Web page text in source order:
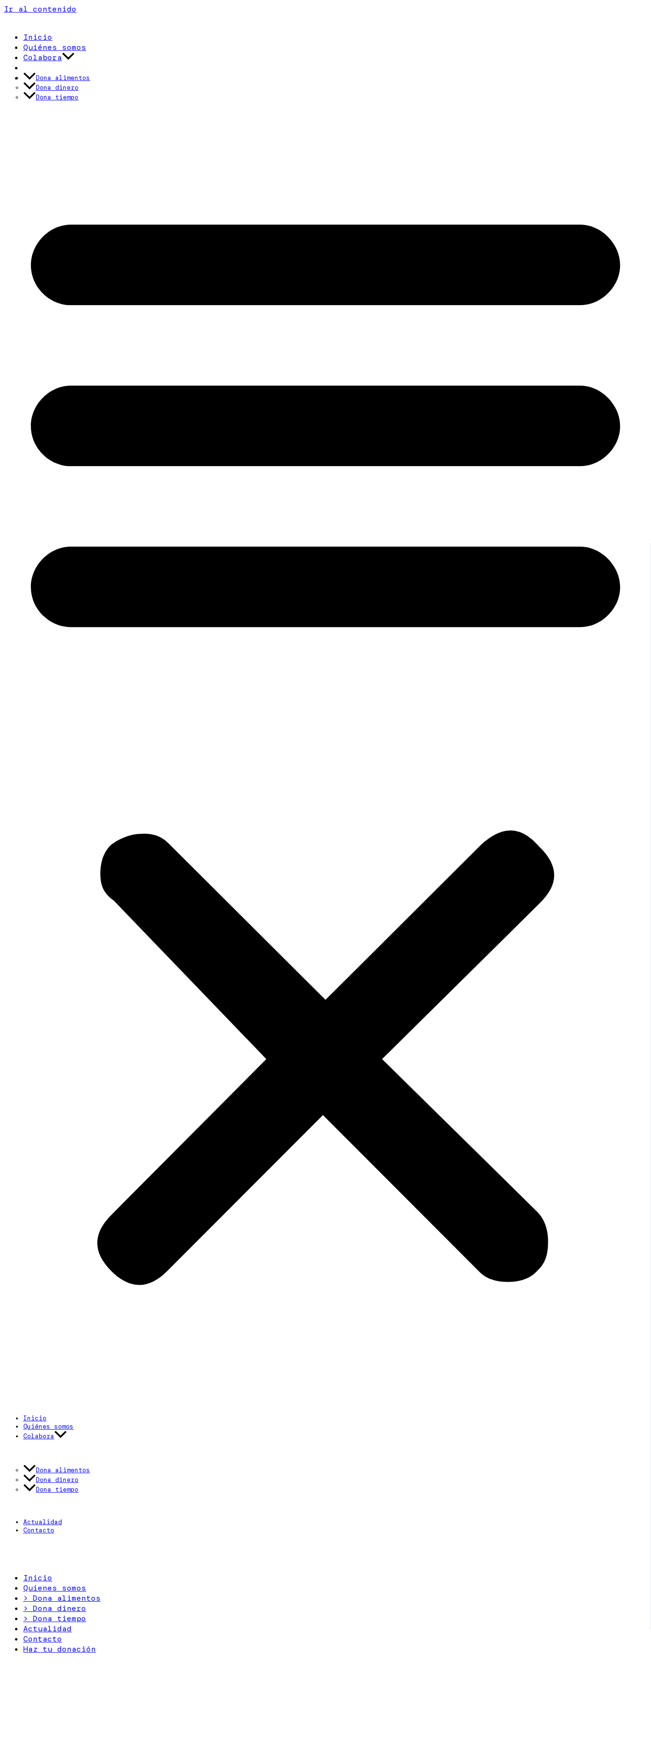
Ir al contenido
Inicio
Quiénes somos
Colabora
Dona alimentos
Dona dinero
Dona tiempo
Contacto
Inicio
Quiénes somos
Colabora
Dona alimentos
Dona dinero
Dona tiempo
Actualidad
Contacto
Inicio
Quienes somos
> Dona alimentos
> Dona dinero
> Dona tiempo
Actualidad
Contacto
Haz tu donación